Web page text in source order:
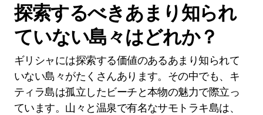
探索するべきあまり知られ
ていない島々はどれか？
ギリシャには探索する価値のあるあまり知られて
いない島々がたくさんあります。その中でも、キ
ティラ島は孤立したビーチと本物の魅力で際立っ
ています。山々と温泉で有名なサモトラキ島は、